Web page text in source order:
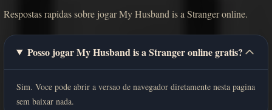
Respostas rapidas sobre jogar My Husband is a Stranger online.
Posso jogar My Husband is a Stranger online gratis?
Sim. Voce pode abrir a versao de navegador diretamente nesta pagina
sem baixar nada.